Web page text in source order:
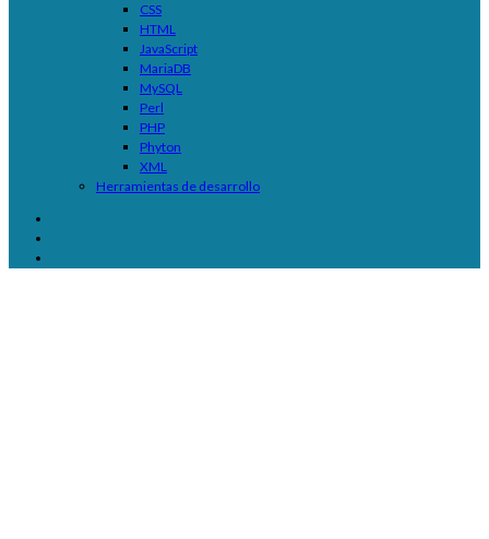
CSS
HTML
JavaScript
MariaDB
MySQL
Perl
PHP
Phyton
XML
Herramientas de desarrollo